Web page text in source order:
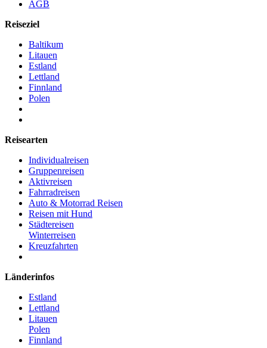
AGB
Reiseziel
Baltikum
Litauen
Estland
Lettland
Finnland
Polen
Reisearten
Individualreisen
Gruppenreisen
Aktivreisen
Fahrradreisen
Auto & Motorrad Reisen
Reisen mit Hund
Städtereisen
Winterreisen
Kreuzfahrten
Länderinfos
Estland
Lettland
Litauen
Polen
Finnland